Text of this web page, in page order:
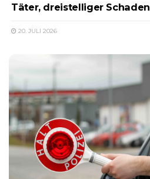
Täter, dreistelliger Schaden
20. JULI 2026